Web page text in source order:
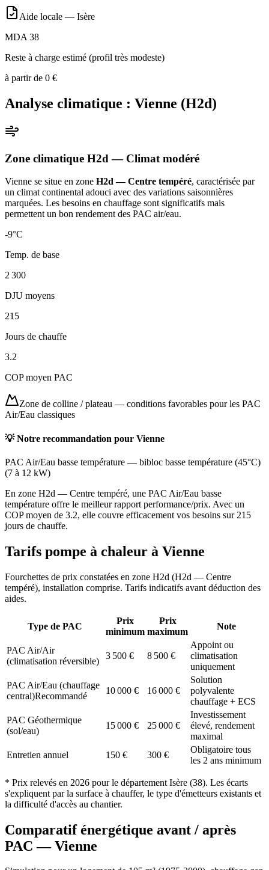
Aide locale — Isère
MDA 38
Reste à charge estimé (profil très modeste)
à partir de 0 €
Analyse climatique : Vienne (H2d)
Zone climatique H2d — Climat modéré
Vienne se situe en zone H2d — Centre tempéré, caractérisée par
un climat continental adouci avec des variations saisonnières
marquées. Les besoins en chauffage sont significatifs mais
permettent un bon rendement des PAC air/eau.
-9°C
Temp. de base
2 300
DJU moyens
215
Jours de chauffe
3.2
COP moyen PAC
Zone de colline / plateau — conditions favorables pour les PAC
Air/Eau classiques
💡 Notre recommandation pour Vienne
PAC Air/Eau basse température — bibloc basse température (45°C)
(7 à 12 kW)
En zone H2d — Centre tempéré, une PAC Air/Eau basse
température offre le meilleur rapport performance/prix. Avec un
COP moyen de 3.2, elle couvre efficacement vos besoins sur 215
jours de chauffe.
Tarifs pompe à chaleur à Vienne
Fourchettes de prix constatées en zone H2d (H2d — Centre
tempéré), installation comprise. Tarifs indicatifs avant déduction des
aides.
Type de PAC
Prix
minimum
Prix
maximum
Note
PAC Air/Air
(climatisation réversible)
3 500 € 8 500 €
Appoint ou
climatisation
uniquement
PAC Air/Eau (chauffage
central)Recommandé
10 000 € 16 000 €
Solution
polyvalente
chauffage + ECS
PAC Géothermique
(sol/eau)
15 000 € 25 000 €
Investissement
élevé, rendement
maximal
Entretien annuel
150 € 300 €
Obligatoire tous
les 2 ans minimum
* Prix relevés en 2026 pour le département Isère (38). Les écarts
s'expliquent par la surface à chauffer, le type d'émetteurs existants et
la difficulté d'accès au chantier.
Comparatif énergétique avant / après
PAC —Vienne